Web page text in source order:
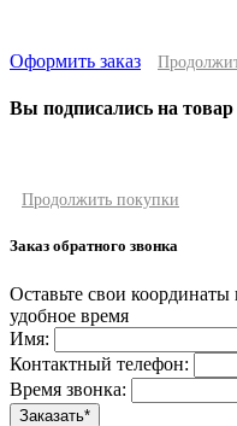
Оформить заказ
Вы подписались на товар
Продолжить покупки
Заказ обратного звонка
Оставьте свои
удобное время
Имя:
Контактный телефон:
Время звонка: